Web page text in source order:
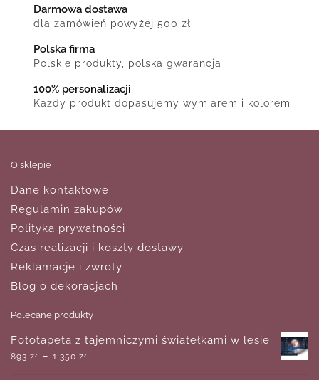
Darmowa dostawa
dla zamówień powyżej 500 zł
Polska firma
Polskie produkty, polska gwarancja
100% personalizacji
Każdy produkt dopasujemy wymiarem i kolorem
O sklepie
Dane kontaktowe
Regulamin zakupów
Polityka prywatności
Czas realizacji i koszty dostawy
Reklamacje i zwroty
Blog o dekoracjach
Polecane produkty
Fototapeta z tajemniczymi światełkami w lesie
893 zł – 1,350 zł